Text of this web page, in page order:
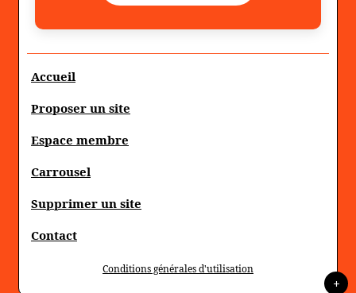
Accueil
Proposer un site
Espace membre
Carrousel
Supprimer un site
Contact
Conditions générales d'utilisation
+